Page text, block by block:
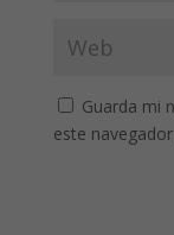
Guarda mi
este